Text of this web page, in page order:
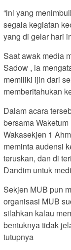
“ini yang
segala kegiatan
yang di gelar hari
Saat awak media
Sadow , ia
memiliki ijin dari
memberitahukan
Dalam acara
bersama
Wakasekjen 1
meminta audensi
teruskan, dan di
Dandim untuk
Sekjen MUB pun
organisasi MUB
silahkan kalau
bentuknya tidak
tutupnya